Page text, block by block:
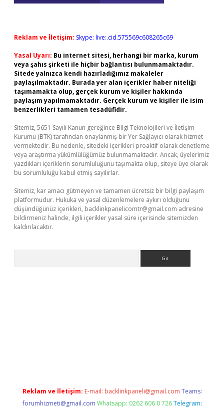
Reklam ve İletişim: Skype: live:.cid.575569c608265c69
Yasal Uyarı: Bu internet sitesi, herhangi bir marka, kurum
veya şahıs şirketi ile hiçbir bağlantısı bulunmamaktadır.
Sitede yalnızca kendi hazırladığımız makaleler
paylaşılmaktadır. Burada yer alan içerikler haber niteliği
taşımamakta olup, gerçek kurum ve kişiler hakkında
paylaşım yapılmamaktadır. Gerçek kurum ve kişiler ile isim
benzerlikleri tamamen tesadüfidir.
Sitemiz, 5651 Sayılı Kanun gereğince Bilgi Teknolojileri ve İletişim
Kurumu (BTK) tarafından onaylanmış bir Yer Sağlayıcı olarak hizmet
vermektedir. Bu nedenle, sitedeki içerikleri proaktif olarak denetleme
veya araştırma yükümlülüğümüz bulunmamaktadır. Ancak, üyelerimiz
yazdıkları içeriklerin sorumluluğunu taşımakta olup, siteye üye olarak
bu sorumluluğu kabul etmiş sayılırlar.
Sitemiz, kar amacı gütmeyen ve tamamen ücretsiz bir bilgi paylaşım
platformudur. Hukuka ve yasal düzenlemelere aykırı olduğunu
düşündüğünüz içerikleri, backlinkpanelicomtr@gmail.com adresine
bildirmeniz halinde, ilgili içerikler yasal süre içerisinde sitemizden
kaldırılacaktır.
Reklam ve İletişim: E-mail: backlinkpaneli@gmail.com Teams:
forumhizmeti@gmail.com Whatsapp: 0262 606 0 726 Telegram: